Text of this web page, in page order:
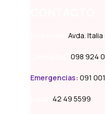
Avda.
098 924
Emergencias: 091
42 49 5599